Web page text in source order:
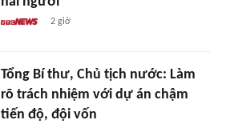
2 giờ
Tổng Bí thư, Chủ tịch nước: Làm
rõ trách nhiệm với dự án chậm
tiến độ, đội vốn